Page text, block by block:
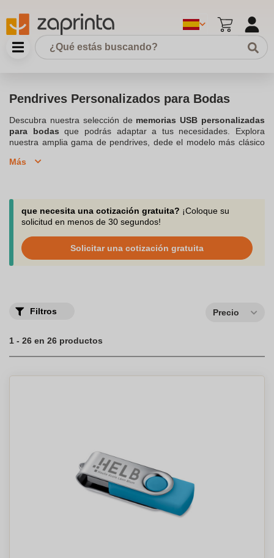
Pendrives Personalizados para Bodas
Descubra nuestra selección de memorias USB personalizadas
para bodasque podrás adaptar a tus necesidades. Explora
nuestra amplia gama de pendrives, dede el modelo más clásico
ofreciéndoles un
invitados en la ceremonia, puedes tramitar tus pedidos desde
pequeñas cantidades, a partir de 10 unidades, para que puedas
hacer diferentes diseños o mensajes para tus damas de honor,
Más
que necesita una cotización gratuita? ¡Coloque su
solicitud en menos de 30 segundos!
Solicitar una cotización gratuita
Filtros Precio
1 - 26 en 26 productos